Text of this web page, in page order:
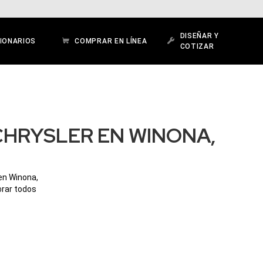
COMPRAR EN LÍNEA
DISEÑAR Y
COTIZAR
EN WINONA,
Winona,
todos